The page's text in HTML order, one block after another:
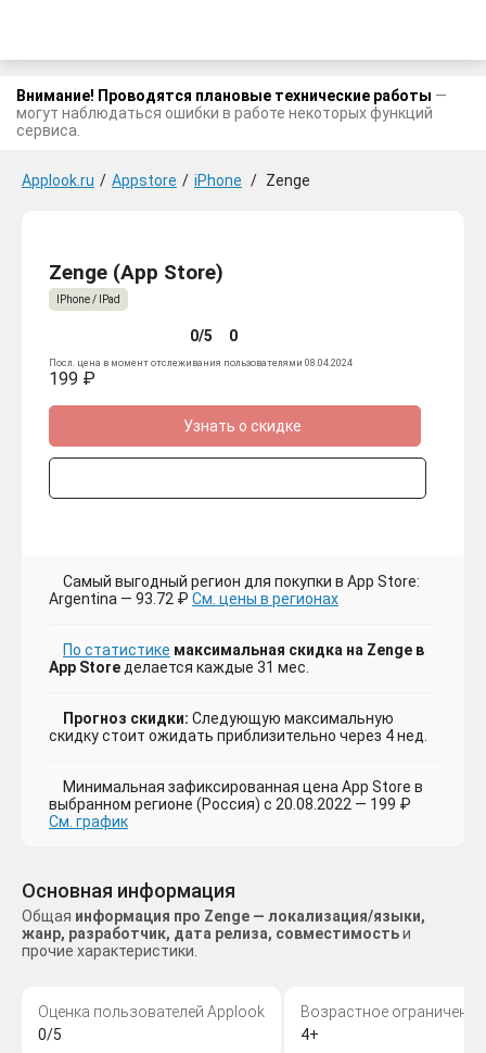
Внимание! Проводятся плановые технические работы —
могут наблюдаться ошибки в работе некоторых функций
сервиса.
Applook.ru / Appstore / iPhone / Zenge
Zenge (App Store)
IPhone / IPad
0/5 0
Посл. цена в момент отслеживания пользователями 08.04.2024
199 ₽
Узнать о скидке
Самый выгодный регион для покупки в App Store:
Argentina — 93.72 ₽ См. цены в регионах
По статистике максимальная скидка на Zenge в
App Storeделается каждые 31 мес.
Прогноз скидки: Следующую максимальную
скидку стоит ожидать приблизительно через 4 нед.
Минимальная зафиксированная цена App Store в
выбранном регионе (Россия) с 20.08.2022 — 199 ₽
См. график
Основная информация
Общая информация про Zenge — локализация/языки,
жанр, разработчик, дата релиза, совместимостьи
прочие характеристики.
Оценка пользователей Applook
0/5
Возрастное ограничение
4+